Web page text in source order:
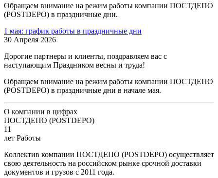
Обращаем внимание на режим работы компании ПОСТДЕПО
(POSTDEPO) в праздничные дни.
1 мая: график работы в праздничные дни
30 Апреля 2026
Дорогие партнеры и клиенты, поздравляем вас с
наступающим Праздником весны и труда!
Обращаем внимание на режим работы компании ПОСТДЕПО
(POSTDEPO) в праздничные дни в начале мая.
О компании в цифрах
ПОСТДЕПО (POSTDEPO)
11
лет Работы
Коллектив компании ПОСТДЕПО (POSTDEPO) осуществляет
свою деятельность на российском рынке срочной доставки
документов и грузов с 2011 года.